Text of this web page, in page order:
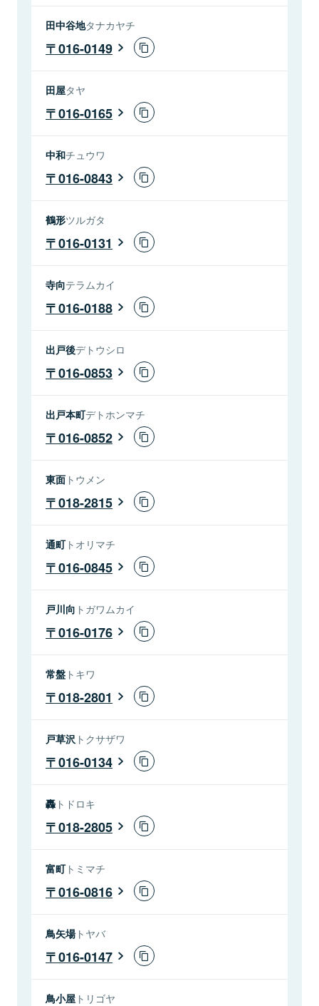
田中谷地タナカヤチ
016-0149
田屋タヤ
016-0165
中和チュウワ
016-0843
鶴形ツルガタ
016-0131
寺向テラムカイ
016-0188
出戸後デトウシロ
016-0853
出戸本町デトホンマチ
016-0852
東面 トウメン
018-2815
通町トオリマチ
016-0845
戸川向 トガワムカイ
016-0176
常盤 トキワ
018-2801
戸草沢 トクサザワ
016-0134
轟 トドロキ
018-2805
富町トミマチ
016-0816
鳥矢場トヤバ
016-0147
鳥小屋 トリゴヤ